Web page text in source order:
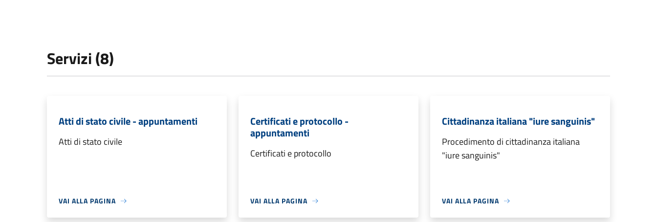
Servizi (8)
Atti di stato civile - appuntamenti
Atti di stato civile
VAI ALLA PAGINA
Certificati e protocollo -
appuntamenti
Certificati e protocollo
VAI ALLA PAGINA
Cittadinanza italiana "iure sanguinis"
Procedimento di cittadinanza italiana
"iure sanguinis"
VAI ALLA PAGINA